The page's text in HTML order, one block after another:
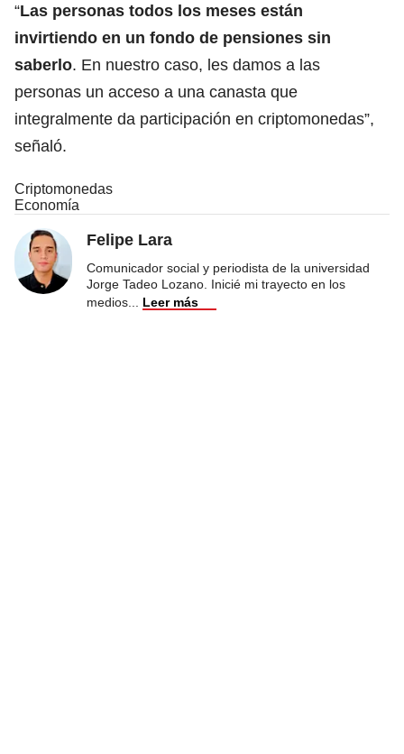
“Las personas todos los meses están
invirtiendo en un fondo de pensiones sin
saberlo. En nuestro caso, les damos a las
personas un acceso a una canasta que
integralmente da participación en criptomonedas”,
señaló.
Criptomonedas
Economía
Felipe Lara
Comunicador social y periodista de la universidad
Jorge Tadeo Lozano. Inicié mi trayecto en los
medios
Leer más